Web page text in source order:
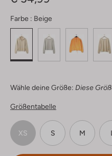
Farbe : Beige
Wähle deine Größe: Diese
Größentabelle
XS S M